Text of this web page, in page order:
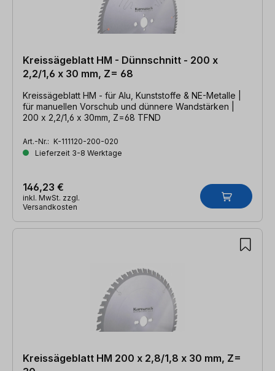
Kreissägeblatt HM - Dünnschnitt - 200 x
2,2/1,6 x 30 mm, Z= 68
Kreissägeblatt HM - für Alu, Kunststoffe & NE-Metalle |
für manuellen Vorschub und dünnere Wandstärken |
200 x 2,2/1,6 x 30mm, Z=68 TFND
Art.-Nr.: K-111120-200-020
Lieferzeit 3-8 Werktage
146,23 €
inkl. MwSt. zzgl.
Versandkosten
Kreissägeblatt HM 200 x 2,8/1,8 x 30 mm, Z=